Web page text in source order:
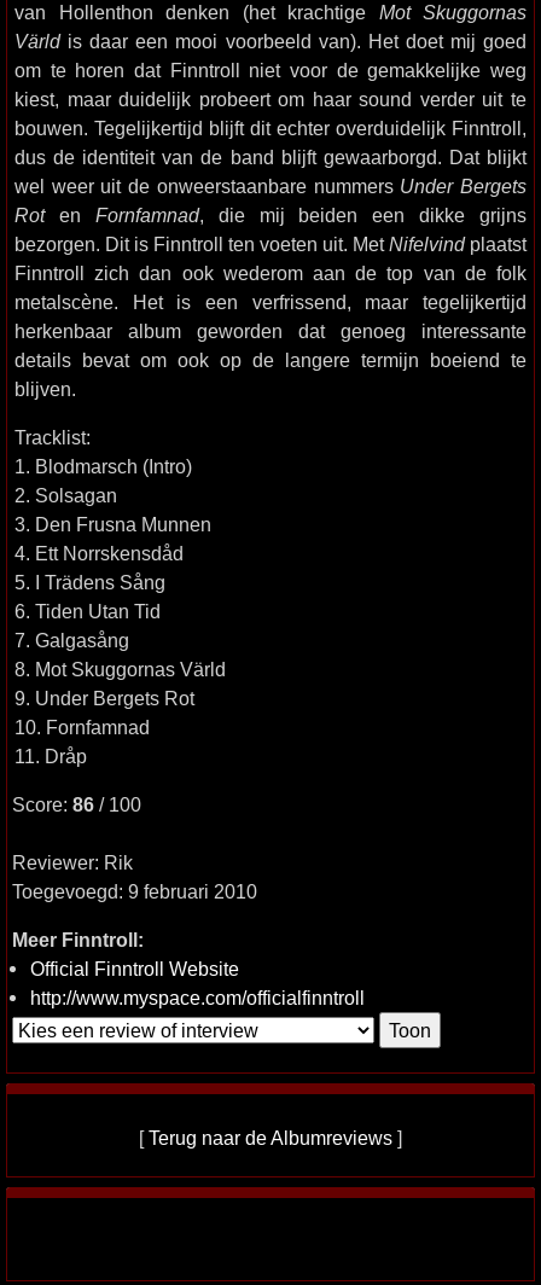
van Hollenthon denken (het krachtige Mot Skuggornas
Världis daar een mooi voorbeeld van). Het doet mij goed
om te horen dat Finntroll niet voor de gemakkelijke weg
kiest, maar duidelijk probeert om haar sound verder uit te
bouwen. Tegelijkertijd blijft dit echter overduidelijk Finntroll,
dus de identiteit van de band blijft gewaarborgd. Dat blijkt
wel weer uit de onweerstaanbare nummers Under Bergets
Roten Fornfamnad, die mij beiden een dikke grijns
bezorgen. Dit is Finntroll ten voeten uit. MetNifelvindplaatst
Finntroll zich dan ook wederom aan de top van de folk
metalscène. Het is een verfrissend, maar tegelijkertijd
herkenbaar album geworden dat genoeg interessante
details bevat om ook op de langere termijn boeiend te
blijven.
Tracklist:
1. Blodmarsch (Intro)
2. Solsagan
3. Den Frusna Munnen
4. Ett Norrskensdåd
5. I Trädens Sång
6. Tiden Utan Tid
7. Galgasång
8. Mot Skuggornas Värld
9. Under Bergets Rot
10. Fornfamnad
11. Dråp
Score: 86 / 100
Reviewer: Rik
Toegevoegd: 9 februari 2010
Meer Finntroll:
Official Finntroll Website
http://www.myspace.com/officialfinntroll
[Terug naar de Albumreviews ]